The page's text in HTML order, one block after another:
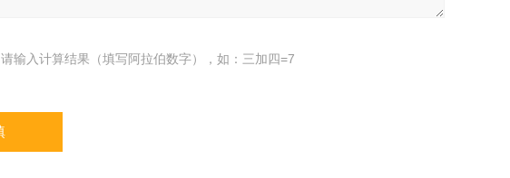
请输入计算结果（填写阿拉伯数字），如：三加四=7